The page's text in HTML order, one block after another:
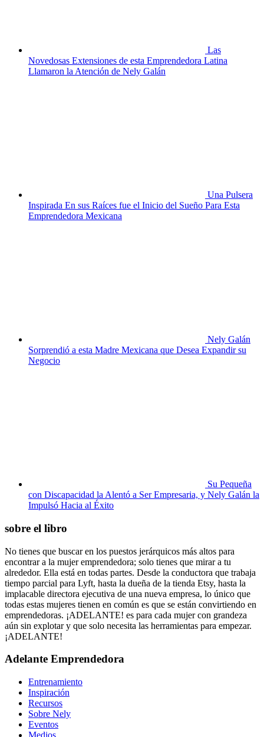
Las
Novedosas Extensiones de esta Emprendedora Latina
Llamaron la Atención de Nely Galán
Una Pulsera
Inspirada En sus Raíces fue el Inicio del Sueño Para Esta
Emprendedora Mexicana
Nely Galán
Sorprendió a esta Madre Mexicana que Desea Expandir su
Negocio
Su Pequeña
con Discapacidad la Alentó a Ser Empresaria, y Nely Galán la
Impulsó Hacia al Éxito
sobre el libro
No tienes que buscar en los puestos jerárquicos más altos para
encontrar a la mujer emprendedora; solo tienes que mirar a tu
alrededor. Ella está en todas partes. Desde la conductora que trabaja
tiempo parcial para Lyft, hasta la dueña de la tienda Etsy, hasta la
implacable directora ejecutiva de una nueva empresa, lo único que
todas estas mujeres tienen en común es que se están convirtiendo en
emprendedoras. ¡ADELANTE! es para cada mujer con grandeza
aún sin explotar y que solo necesita las herramientas para empezar.
¡ADELANTE!
Adelante Emprendedora
Entrenamiento
Inspiración
Recursos
Sobre Nely
Eventos